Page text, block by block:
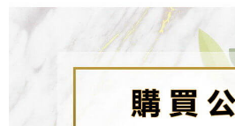
【注意事項】
１．透過由恩沛科技股份有限公司提供之「
易，需依本服務之必要範圍內提供個人資料
權轉讓予恩沛科技股份有限公司。
２．關於個人資料處理事宜，請瀏覽以下網
https://aftee.tw/terms/#terms3
３．未成年的使用者請事先徵得法定代理人
「AFTEE先享後付」，若未經同意申辦者引